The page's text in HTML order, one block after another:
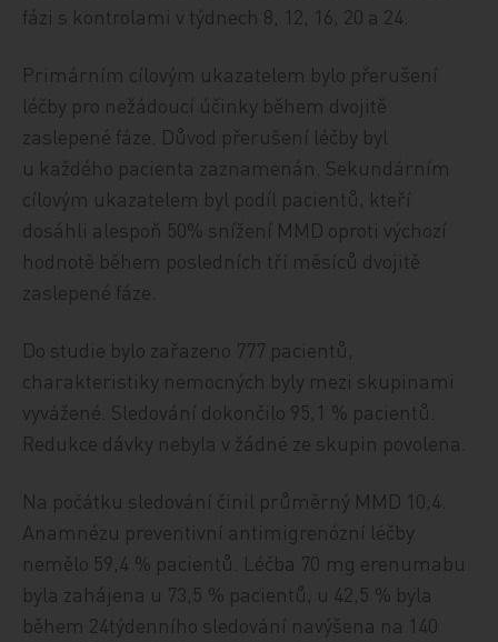
fázi s kontrolami v týdnech 8, 12, 16, 20 a 24.
Primárním cílovým ukazatelem bylo přerušení
léčby pro nežádoucí účinky během dvojitě
zaslepené fáze. Důvod přerušení léčby byl
u každého pacienta zaznamenán. Sekundárním
cílovým ukazatelem byl podíl pacientů, kteří
dosáhli alespoň 50% snížení MMD oproti výchozí
hodnotě během posledních tří měsíců dvojitě
zaslepené fáze.
Do studie bylo zařazeno 777 pacientů,
charakteristiky nemocných byly mezi skupinami
vyvážené. Sledování dokončilo 95,1 % pacientů.
Redukce dávky nebyla v žádné ze skupin povolena.
Na počátku sledování činil průměrný MMD 10,4.
Ana­mné­zu preventivní antimigrenózní léčby
nemělo 59,4 % pacientů. Léčba 70 mg erenumabu
byla zahájena u 73,5 % pacientů, u 42,5 % byla
během 24týdenního sledování navýšena na 140